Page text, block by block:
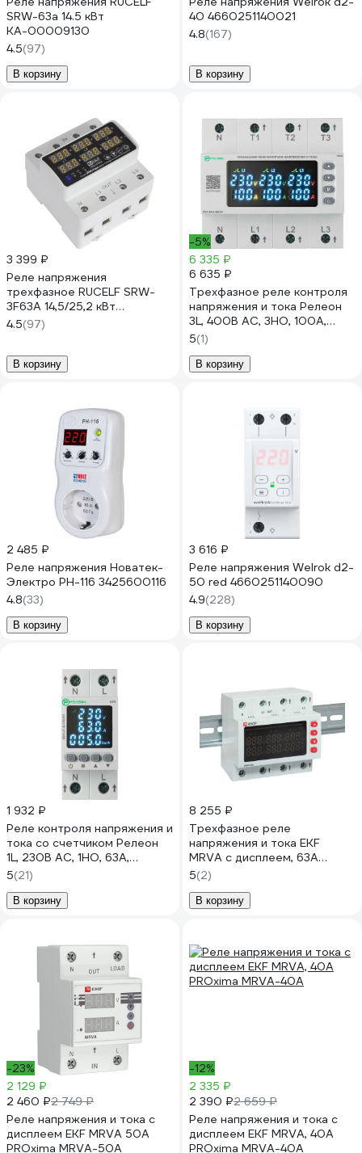
SRW-63a 14.5 кВт
КА-00009130
4.5(97)
В корзину
40 4660251140021
4.8(167)
В корзину
3 399 ₽
Реле напряжения
трехфазное RUCELF SRW-
3F63A 14,5/25,2 кВт
КА-00009131
4.5(97)
В корзину
-5%
6 335 ₽
6 635 ₽
Трехфазное реле контроля
напряжения и тока Релеон
3L, 400В AC, 3НО, 100А,
RV423840091
5(1)
В корзину
2 485 ₽
Реле напряжения Новатек-
Электро РН-116 3425600116
4.8(33)
В корзину
3 616 ₽
Реле напряжения Welrok d2-
50 red 4660251140090
4.9(228)
В корзину
1 932 ₽
Реле контроля напряжения и
тока со счетчиком Релеон
1L, 230В AC, 1НО, 63А,
RV431823063
5(21)
В корзину
8 255 ₽
Трехфазное реле
напряжения и тока EKF
MRVA с дисплеем, 63A
MRVA-3-63A-v2
5(2)
В корзину
-23%
2 129 ₽
2 460 ₽2 749 ₽
Реле напряжения и тока с
дисплеем EKF MRVA 50A
PROxima MRVA-50A
-12%
2 335 ₽
2 390 ₽2 659 ₽
Реле напряжения и тока с
дисплеем EKF MRVA, 40A
PROxima MRVA-40A